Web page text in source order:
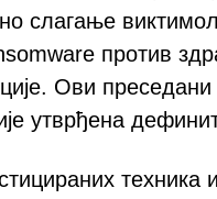
слагање
против
Ови
утврђена